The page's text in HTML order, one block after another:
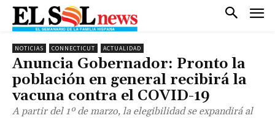
NOTICIAS CONNECTICUT ACTUALIDAD
Anuncia Gobernador: Pronto la
población en general recibirá la
vacuna contra el COVID-19
A partir del 1º de marzo, la elegibilidad se expandirá al